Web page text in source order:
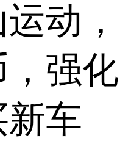
动，
强化
车